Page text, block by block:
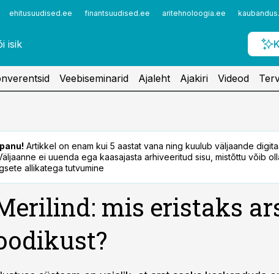
ehitusuudised.ee finantsuudised.ee aritehnoloogia.ee
Veebiseminarid Ajaleht Ajakiri Videod
Artikkel on enam kui 5 aastat vana ning kuulub väljaande
ei uuenda ega kaasajasta arhiveeritud sisu, mistõttu võib
allikatega tutvumine
mis eristaks